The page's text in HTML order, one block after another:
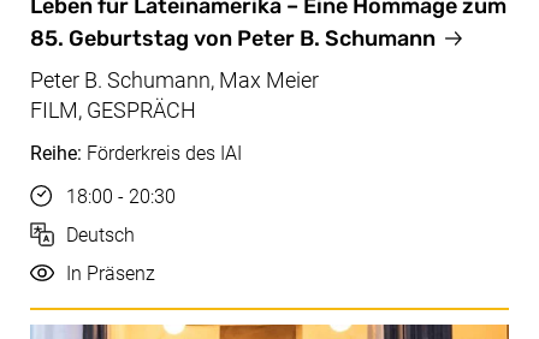
Leben für Lateinamerika – Eine Hommage zum
85. Geburtstag von Peter B. Schumann
Peter B. Schumann, Max Meier
FILM, GESPRÄCH
Reihe: Förderkreis des IAI
Uhrzeit
18:00 - 20:30
Sprache
Deutsch
Durchführung
In Präsenz